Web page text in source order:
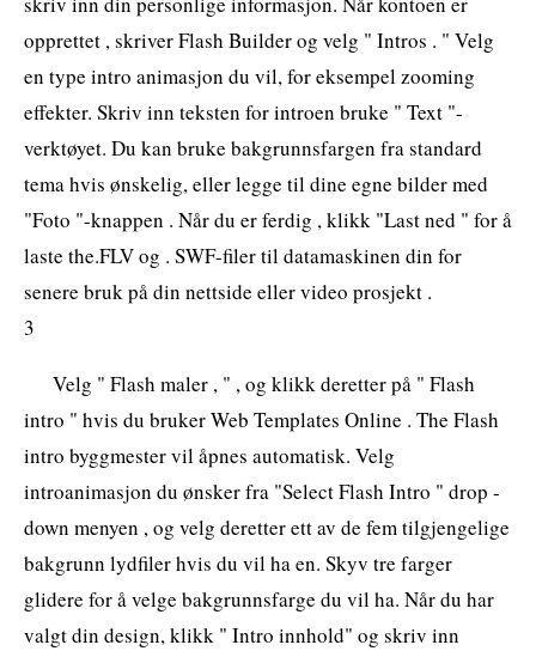
opprettet , skriver Flash Builder og velg " Intros . " Velg
en type intro animasjon du vil, for eksempel zooming
effekter. Skriv inn teksten for introen bruke " Text "-
verktøyet. Du kan bruke bakgrunnsfargen fra standard
tema hvis ønskelig, eller legge til dine egne bilder med
"Foto "-knappen . Når du er ferdig , klikk "Last ned " for å
laste the.FLV og . SWF-filer til datamaskinen din for
senere bruk på din nettside eller video prosjekt .
3
Velg " Flash maler , " , og klikk deretter på " Flash
intro " hvis du bruker Web Templates Online . The Flash
intro byggmester vil åpnes automatisk. Velg
introanimasjon du ønsker fra "Select Flash Intro " drop -
down menyen , og velg deretter ett av de fem tilgjengelige
bakgrunn lydfiler hvis du vil ha en. Skyv tre farger
glidere for å velge bakgrunnsfarge du vil ha. Når du har
valgt din design, klikk " Intro innhold" og skriv inn